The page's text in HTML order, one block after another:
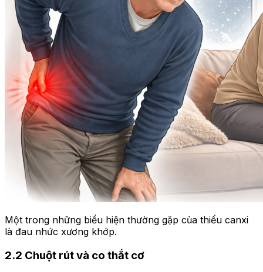
Một trong những biểu hiện thường gặp của thiếu canxi
là đau nhức xương khớp.
2.2 Chuột rút và co thắt cơ